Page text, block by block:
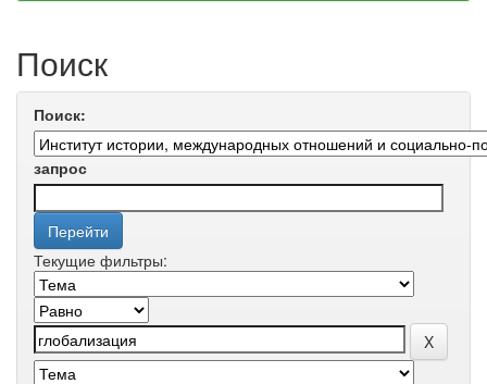
Поиск
Поиск:
запрос
Текущие фильтры: